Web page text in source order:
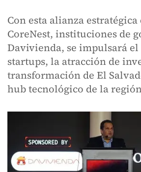
Con esta alianza
CoreNest, instituciones de
Davivienda, se impulsará
startups, la atracción de
transformación de El
hub tecnológico de la